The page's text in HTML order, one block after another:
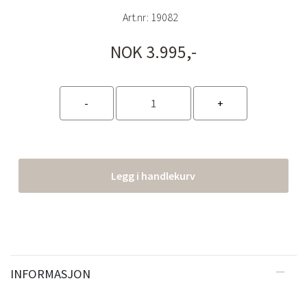
Art.nr: 19082
NOK 3.995,-
Legg i handlekurv
INFORMASJON